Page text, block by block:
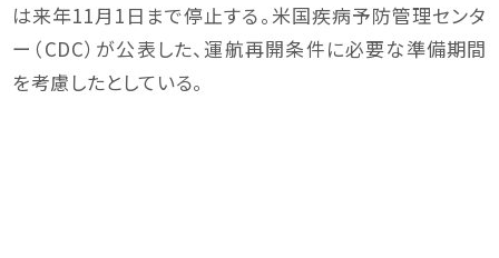
は来年11月1日まで停止する。米国疾病予防管理センタ
ー（CDC）が公表した、運航再開条件に必要な準備期間
を考慮したとしている。